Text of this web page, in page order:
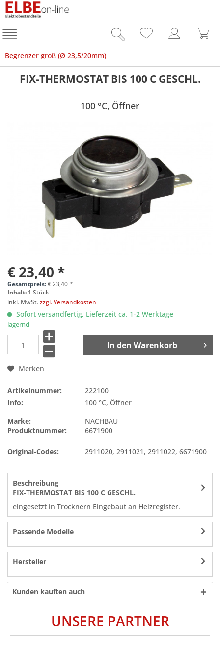
Begrenzer groß (Ø 23,5/20mm)
FIX-THERMOSTAT BIS 100 C GESCHL.
100 °C, Öffner
€ 23,40 *
Gesamtpreis:€23,40 *
Inhalt: 1 Stück
inkl. MwSt.zzgl. Versandkosten
Sofort versandfertig, Lieferzeit ca. 1-2 Werktage
lagernd
In den Warenkorb
Merken
Artikelnummer:
222100
Info:
100 °C, Öffner
Marke:
NACHBAU
Produktnummer:
6671900
Original-Codes: 2911020, 2911021 , 2911022,6671900
Beschreibung
FIX-THERMOSTAT BIS 100 C GESCHL.
eingesetzt in Trocknern Eingebaut an Heizregister.
Passende Modelle
Hersteller
Kunden kauften auch
UNSERE PARTNER